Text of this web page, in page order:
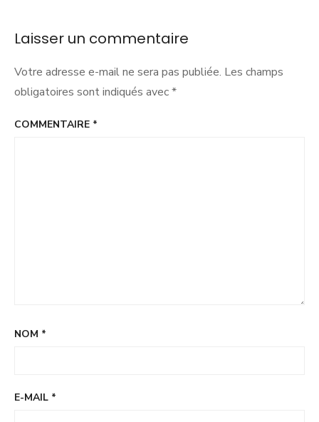
CCI
:
42%
entre
Laisser un commentaire
Votre adresse e-mail ne sera pas publiée. Les champs
obligatoires sont indiqués avec*
COMMENTAIRE *
NOM *
E-MAIL *